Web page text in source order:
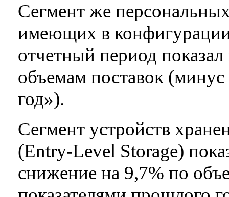
Сегмент же
имеющих в конфигурации
отчетный период
объемам поставок
год»).
Сегмент устройств
(Entry-Level Storage)
снижение на 9,7% по